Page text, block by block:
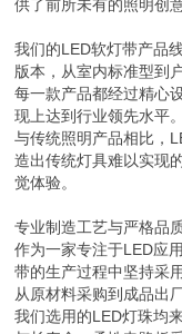
供了前所未有的照明创
我们的LED软灯带产品
版本，从室内标准型到
每一款产品都经过精心
现上达到行业领先水平。
与传统照明产品相比，
造出传统灯具难以实现
觉体验。
专业制造工艺与严格品
作为一家专注于LED应
带的生产过程中坚持采
从原材料采购到成品出
我们选用的LED灯珠均